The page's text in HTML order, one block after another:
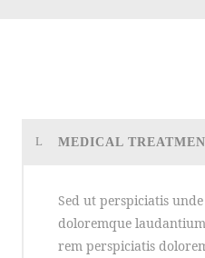
MEDICAL
Sed ut perspiciatis
doloremque
rem perspiciatis